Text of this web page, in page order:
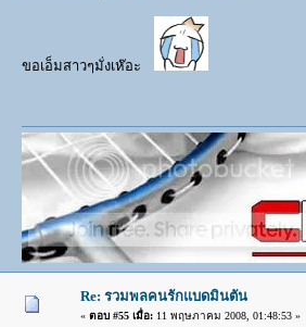
ขอเอ็มสาวๆมั่งเห๊อะ
Re: รวมพลคนรักแบดมินตัน
« ตอบ #55 เมื่อ:11 พฤษภาคม 2008, 01:48:53 »